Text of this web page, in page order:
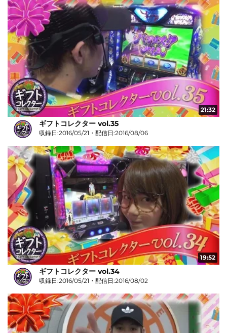
21:32
ギフトコレクター vol.35
収録日:2016/05/21・配信日:2016/08/06
19:52
ギフトコレクター vol.34
収録日:2016/05/21・配信日:2016/08/02